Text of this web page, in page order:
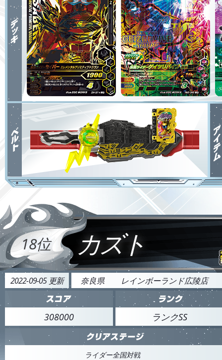
18位 カズト
2022-09-05 更新 奈良県 レインボーランド広陵店
308000 ランクSS
ライダー全国対戦